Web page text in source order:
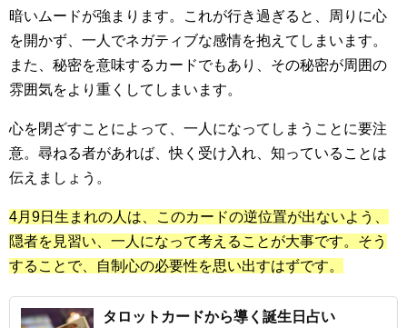
暗いムードが強まります。これが行き過ぎると、周りに心
を開かず、一人でネガティブな感情を抱えてしまいます。
また、秘密を意味するカードでもあり、その秘密が周囲の
雰囲気をより重くしてしまいます。
心を閉ざすことによって、一人になってしまうことに要注
意。尋ねる者があれば、快く受け入れ、知っていることは
伝えましょう。
4月9日生まれの人は、このカードの逆位置が出ないよう、
隠者を見習い、一人になって考えることが大事です。そう
することで、自制心の必要性を思い出すはずです。
タロットカードから導く誕生日占い